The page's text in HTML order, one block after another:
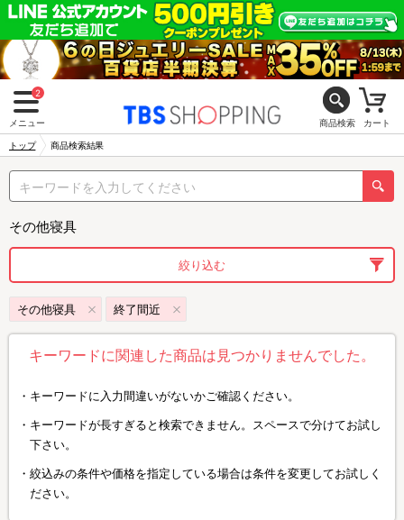
2
メニュー 商品検索 カート
トップ 商品検索結果
その他寝具
絞り込む
その他寝具 終了間近
キーワードに関連した商品は見つかりませんでした。
キーワードに入力間違いがないかご確認ください。
キーワードが長すぎると検索できません。スペースで分けてお試し
下さい。
絞込みの条件や価格を指定している場合は条件を変更してお試しく
ださい。